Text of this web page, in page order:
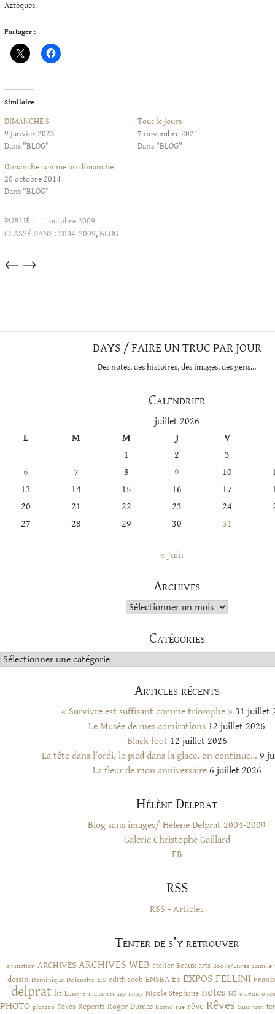
Aztèques.
Partager :
Similaire
DIMANCHE 8
9 janvier 2023
Dans "BLOG"
Tous le jours
7 novembre 2021
Dans "BLOG"
Dimanche comme un dimanche
20 octobre 2014
Dans "BLOG"
PUBLIÉ : 11 octobre 2009
CLASSÉ DANS : 2004-2009,BLOG
Articles
→
←
DAYS / FAIRE UN TRUC PAR JOUR
Des notes, des histoires, des images, des gens…
Calendrier
juillet 2026
L
M M J
V
1
2
3
6
7 8 9 10
13
14 15 16 17
20
21 22 23 24
27
28 29 30 31
« Juin
Archives
Archives
Catégories
Catégories
Articles récents
« Survivre est suffisant comme triomphe » 31 juillet
Le Musée de mes admirations 12 juillet 2026
Black foot 12 juillet 2026
La tête dans l’ordi, le pied dans la glace, on continue… 9
La fleur de mon anniversaire 6 juillet 2026
Hélène Delprat
Blog sans images/ Helene Delprat 2004-2009
Galerie Christophe Gaillard
FB
RSS
RSS - Articles
Tenter de s’y retrouver
animation ARCHIVES ARCHIVES WEB atelier Beaux arts Books/Livres camille
dessin Dominique Delouche E.S edith scob ENSBA ES EXPOS FELLINI
delprat lit Louvre maison rouge neige NIcole Stephane notes NS oiseau
PHOTO picasso Rêves Repenti Roger Dumas Rome rue rêve Rêves Sans nom